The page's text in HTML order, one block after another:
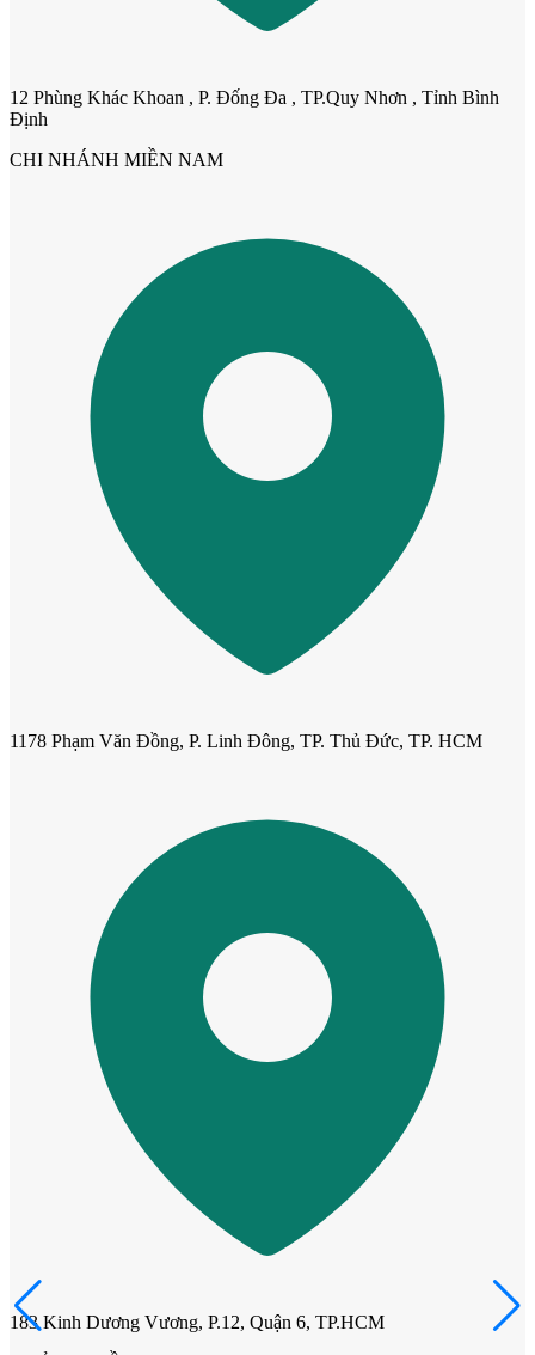
Cửa Gỗ MDF Laminate
Cửa Gỗ MDF Melamine
Cửa Gỗ MDF Veneer
12 Phùng Khác Khoan , P. Đống Đa , TP.Quy Nhơn , Tỉnh Bình
Định
CHI NHÁNH MIỀN NAM
1178 Phạm Văn Đồng, P. Linh Đông, TP. Thủ Đức, TP. HCM
183 Kinh Dương Vương, P.12, Quận 6, TP.HCM